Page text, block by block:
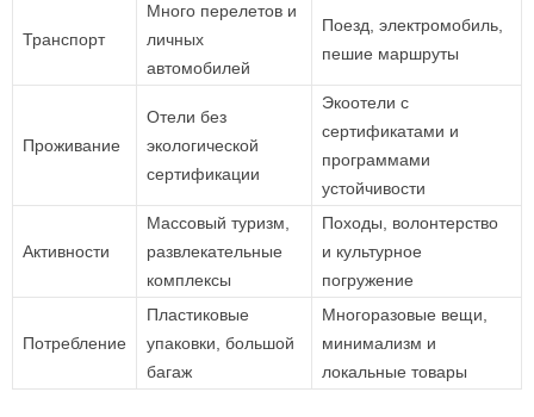
Транспорт
Много перелетов и
личных
автомобилей
Поезд, электромобиль,
пешие маршруты
Проживание
Отели без
экологической
сертификации
Экоотели с
сертификатами и
программами
устойчивости
Активности
Массовый туризм,
развлекательные
комплексы
Походы, волонтерство
и культурное
погружение
Потребление
Пластиковые
упаковки, большой
багаж
Многоразовые вещи,
минимализм и
локальные товары